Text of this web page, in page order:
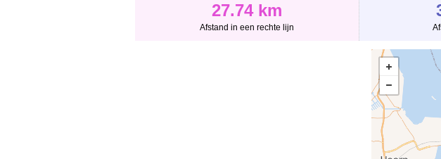
27.74 km
Afstand in een rechte lijn